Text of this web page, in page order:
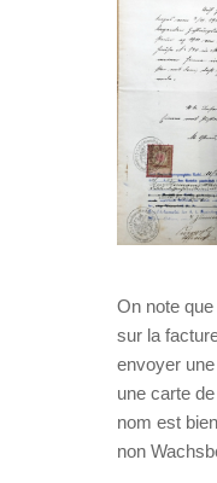
On note
sur la
envoyer
une carte
nom est
non